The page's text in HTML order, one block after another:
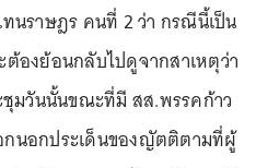
นราษฎร คนที่ 2 ว่า กรณีนี้เป็น
องย้อนกลับไปดูจากสาเหตุว่า
ชุมวันนั้นขณะที่มี สส.พรรคก้าว
นอกประเด็นของญัตติตามที่ผู้